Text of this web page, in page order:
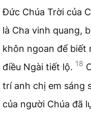
Đức Chúa Trời của
là Cha vinh quang,
khôn ngoan để biết
điều Ngài tiết lộ. 18
trí anh chị em sáng
của người Chúa đã